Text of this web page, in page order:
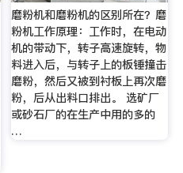
磨粉机和磨粉机的区别所在？磨
粉机工作原理：工作时，在电动
机的带动下，转子高速旋转，物
料进入后，与转子上的板锤撞击
磨粉，然后又被到衬板上再次磨
粉，后从出料口排出。 选矿厂
或砂石厂的在生产中用的多的
…